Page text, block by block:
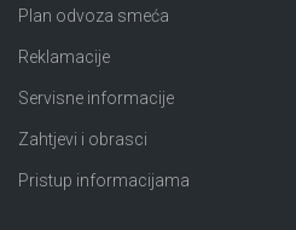
Plan odvoza smeća
Reklamacije
Servisne informacije
Zahtjevi i obrasci
Pristup informacijama